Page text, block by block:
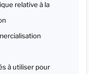
relative à la
à utiliser pour